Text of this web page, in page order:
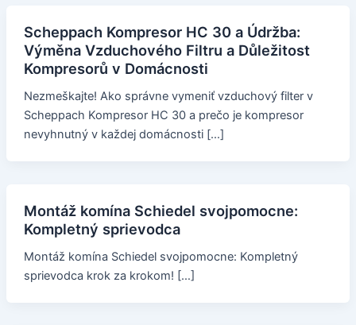
Scheppach Kompresor HC 30 a Údržba:
Výměna Vzduchového Filtru a Důležitost
Kompresorů v Domácnosti
Nezmeškajte! Ako správne vymeniť vzduchový filter v
Scheppach Kompresor HC 30 a prečo je kompresor
nevyhnutný v každej domácnosti […]
Montáž komína Schiedel svojpomocne:
Kompletný sprievodca
Montáž komína Schiedel svojpomocne: Kompletný
sprievodca krok za krokom! […]